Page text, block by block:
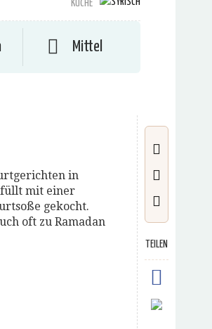
KÜCHE
Mittel
TEILEN
in
mit einer
gekocht.
oft zu Ramadan